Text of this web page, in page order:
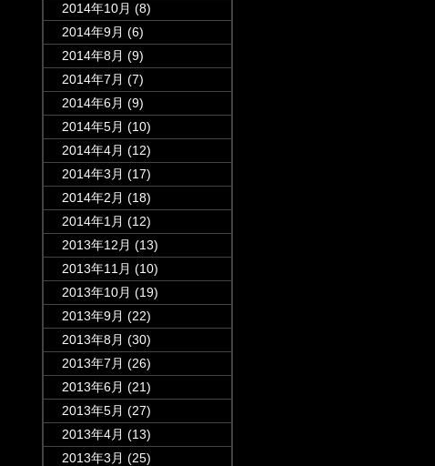
2014年10月 (8)
2014年9月 (6)
2014年8月 (9)
2014年7月 (7)
2014年6月 (9)
2014年5月 (10)
2014年4月 (12)
2014年3月 (17)
2014年2月 (18)
2014年1月 (12)
2013年12月 (13)
2013年11月 (10)
2013年10月 (19)
2013年9月 (22)
2013年8月 (30)
2013年7月 (26)
2013年6月 (21)
2013年5月 (27)
2013年4月 (13)
2013年3月 (25)